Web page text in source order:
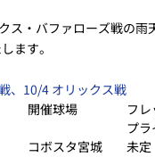
ス・バファローズ戦の
ます。
、10/4 オリックス戦
開催球場
フレ
プラ
コボスタ宮城 未定